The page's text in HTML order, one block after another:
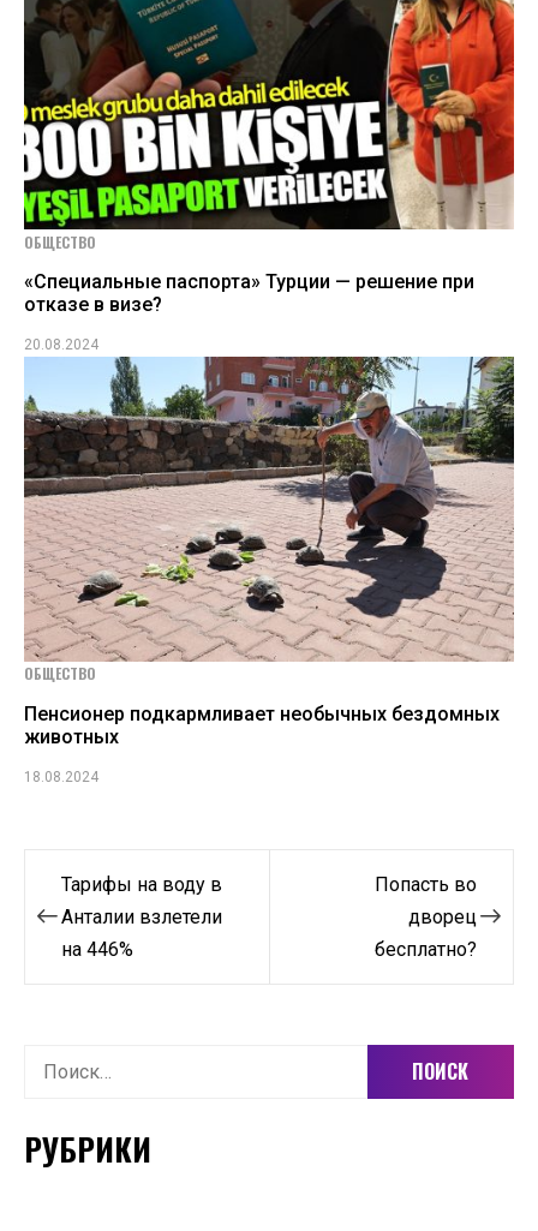
ОБЩЕСТВО
«Специальные паспорта» Турции — решение при
отказе в визе?
20.08.2024
ОБЩЕСТВО
Пенсионер подкармливает необычных бездомных
животных
18.08.2024
Навигация
по
Тарифы на воду в
Анталии взлетели
на 446%
Попасть во
дворец
бесплатно?
Найти:
РУБРИКИ